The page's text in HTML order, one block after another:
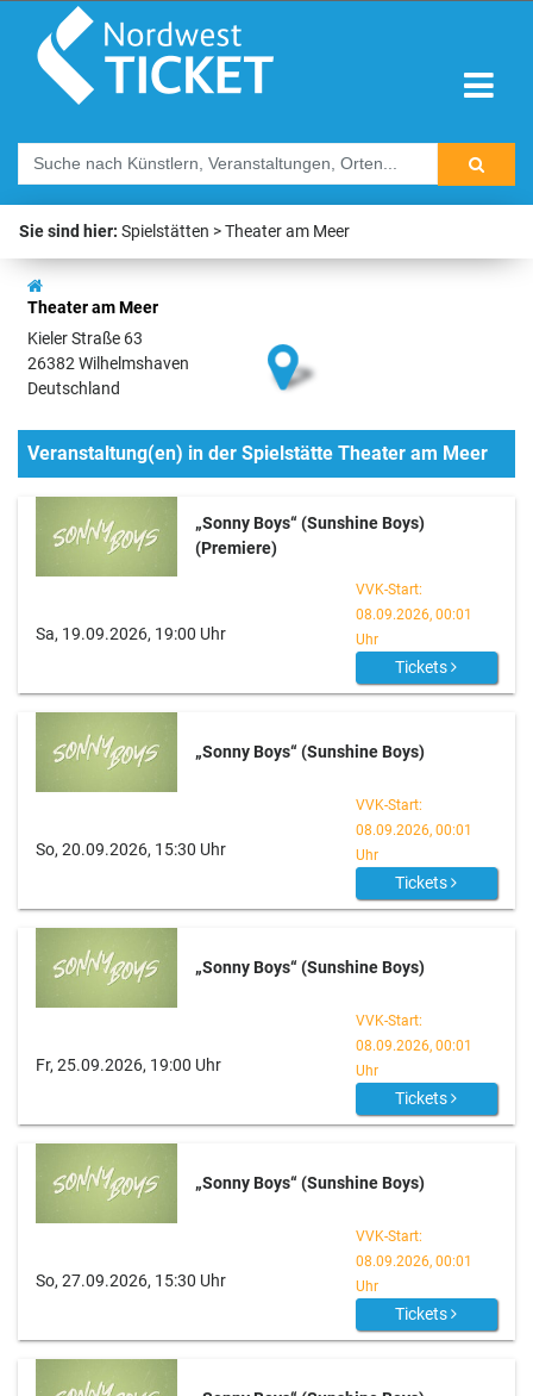
Sie sind hier: Spielstätten Theater am Meer
Theater am Meer
Kieler Straße 63
26382 Wilhelmshaven
Deutschland
Veranstaltung(en) in der Spielstätte Theater am Meer
„Sonny Boys“ (Sunshine Boys)
(Premiere)
Sa, 19.09.2026, 19:00 Uhr
VVK-Start:
08.09.2026, 00:01
Uhr
Tickets
„Sonny Boys“ (Sunshine Boys)
So, 20.09.2026, 15:30 Uhr
VVK-Start:
08.09.2026, 00:01
Uhr
Tickets
„Sonny Boys“ (Sunshine Boys)
Fr, 25.09.2026, 19:00 Uhr
VVK-Start:
08.09.2026, 00:01
Uhr
Tickets
„Sonny Boys“ (Sunshine Boys)
So, 27.09.2026, 15:30 Uhr
VVK-Start:
08.09.2026, 00:01
Uhr
Tickets